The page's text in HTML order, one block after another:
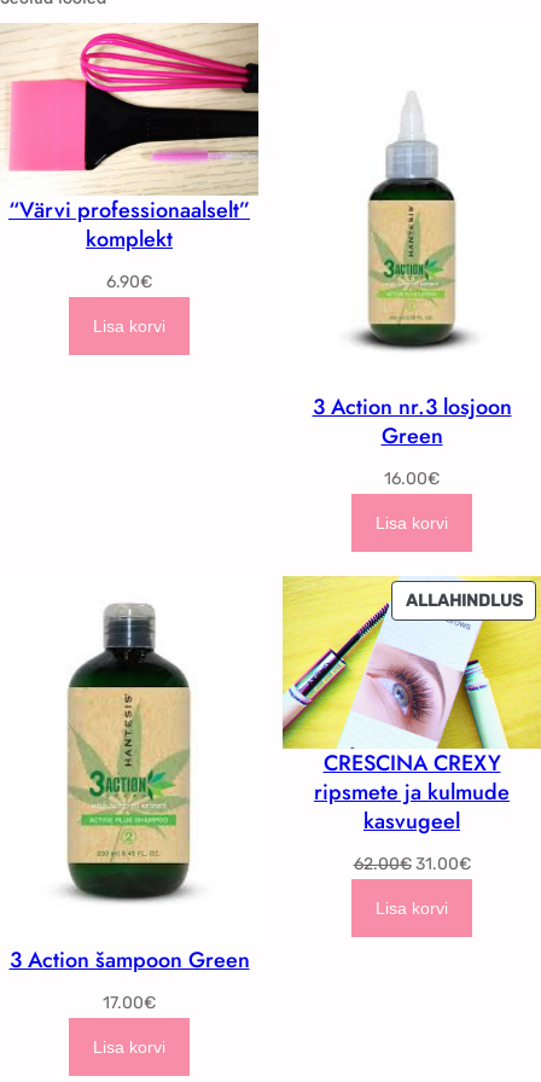
v
r
o
u
“Värvi professionaalselt”
komplekt
6.90€
Lisa korvi
3 Action nr.3 losjoon
Green
16.00€
Lisa korvi
3 Action šampoon Green
17.00€
Lisa korvi
ALLAHINDLUS
CRESCINA CREXY
ripsmete ja kulmude
kasvugeel
62.00€ Algne
oli:
31.00€Current
Lisa korvi